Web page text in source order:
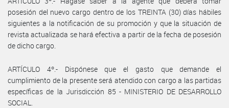
posesión del nuevo cargo dentro de los TREINTA (30) días hábiles
siguientes a la notificación de su promoción y que la situación de
revista actualizada se hará efectiva a partir de la fecha de posesión
de dicho cargo.
ARTÍCULO 4º.- Dispónese que el gasto que demande el
cumplimiento de la presente será atendido con cargo a las partidas
específicas de la Jurisdicción 85 - MINISTERIO DE DESARROLLO
SOCIAL.